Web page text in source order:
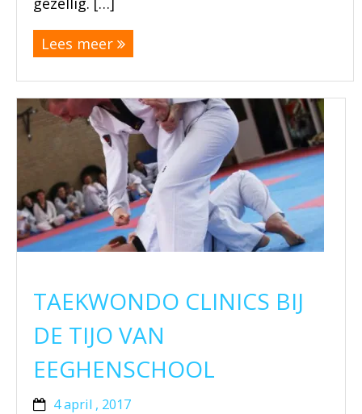
Lees meer
TAEKWONDO CLINICS BIJ
DE TIJO VAN
EEGHENSCHOOL
4 april , 2017